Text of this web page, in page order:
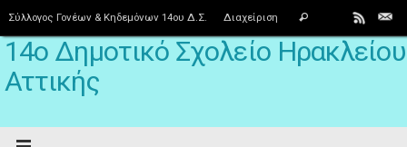
Σύλλογος Γονέων & Κηδεμόνων 14ου Δ.Σ. Διαχείριση
14ο Δημοτικό Σχολείο Ηρακλείου
Αττικής